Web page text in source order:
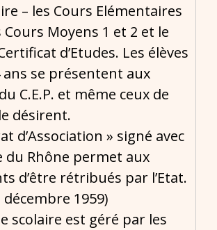
– les Cours Elémentaires
Cours Moyens 1 et 2 et le
d’Etudes. Les élèves
se présentent aux
C.E.P. et même ceux de
désirent.
d’Association » signé avec
du Rhône permet aux
d’être rétribués par l’Etat.
1959)
scolaire est géré par les